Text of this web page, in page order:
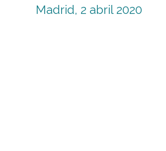
Madrid, 2 abril 2020